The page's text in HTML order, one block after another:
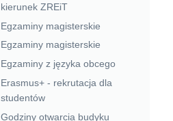
kierunek ZREiT
Egzaminy magisterskie
Egzaminy magisterskie
Egzaminy z języka obcego
Erasmus+ - rekrutacja dla
studentów
Godziny otwarcia budyku